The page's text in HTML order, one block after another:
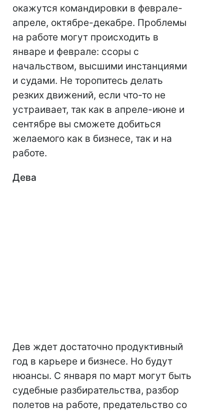
окажутся командировки в феврале-
апреле, октябре-декабре. Проблемы
на работе могут происходить в
январе и феврале: ссоры с
начальством, высшими инстанциями
и судами. Не торопитесь делать
резких движений, если что-то не
устраивает, так как в апреле-июне и
сентябре вы сможете добиться
желаемого как в бизнесе, так и на
работе.
Дева
Дев ждет достаточно продуктивный
год в карьере и бизнесе. Но будут
нюансы. С января по март могут быть
судебные разбирательства, разбор
полетов на работе, предательство со